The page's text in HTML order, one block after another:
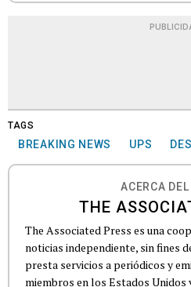
TAGS
BREAKING NEWS UPS
ACERCA
THE
The Associated Press es una
noticias independiente, sin fines
presta servicios a periódicos y
miembros en los Estados Unidos